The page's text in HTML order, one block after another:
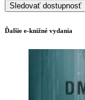
Sledovať dostupnosť
Ďalšie e-knižné vydania